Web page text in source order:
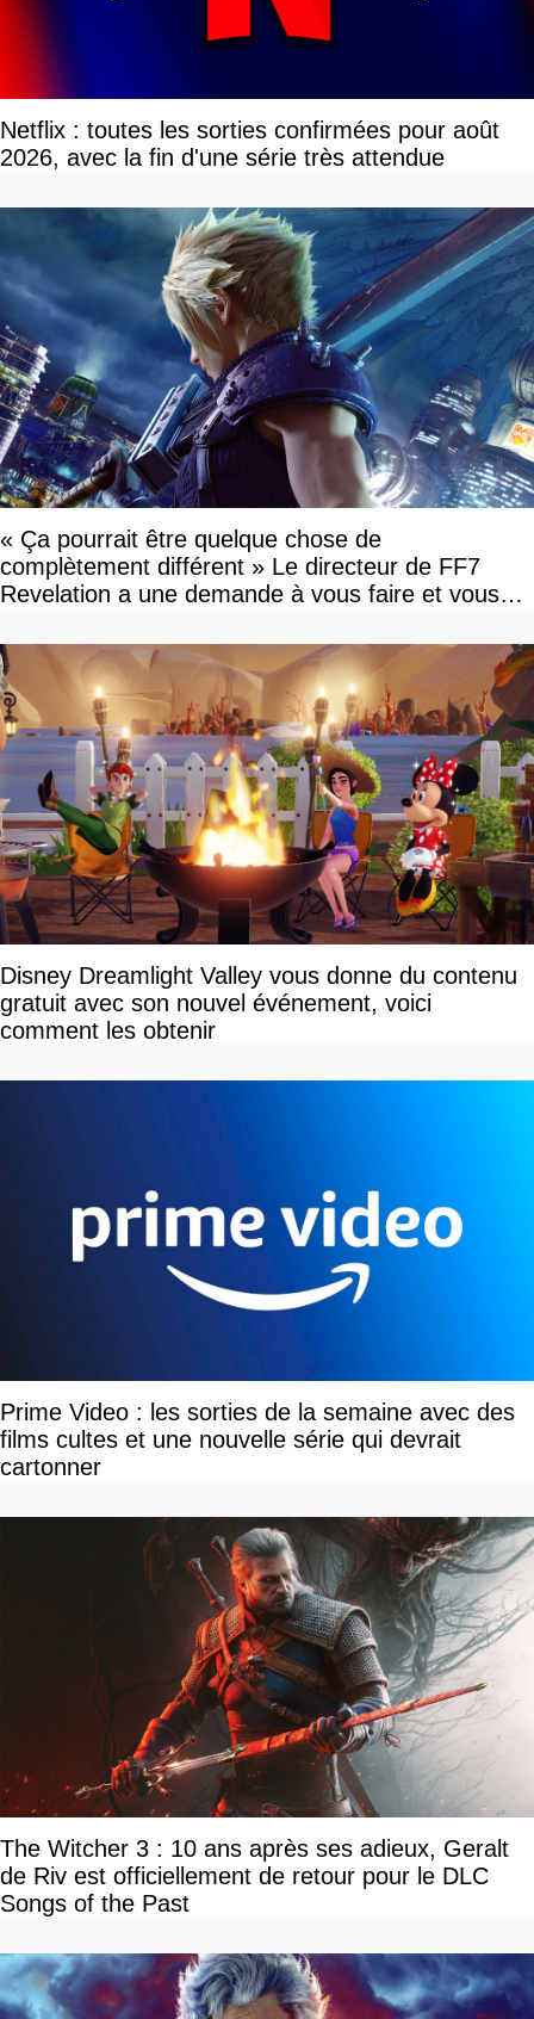
Netflix : toutes les sorties confirmées pour août
2026, avec la fin d'une série très attendue
« Ça pourrait être quelque chose de
complètement différent » Le directeur de FF7
Revelation a une demande à vous faire et vous
Disney Dreamlight Valley vous donne du contenu
gratuit avec son nouvel événement, voici
comment les obtenir
Prime Video : les sorties de la semaine avec des
films cultes et une nouvelle série qui devrait
cartonner
The Witcher 3 : 10 ans après ses adieux, Geralt
de Riv est officiellement de retour pour le DLC
Songs of the Past